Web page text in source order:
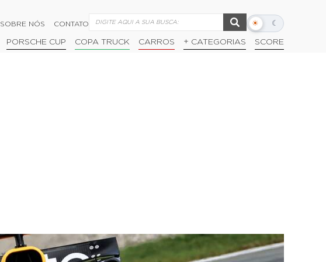
SOBRE NÓS CONTATO ☀ ☾
Alternar
escuro
PORSCHE CUP COPA TRUCK CARROS + CATEGORIAS SCORE